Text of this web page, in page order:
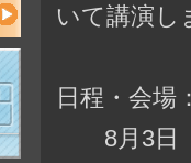
いて講演し
日程・会場
8月3日（